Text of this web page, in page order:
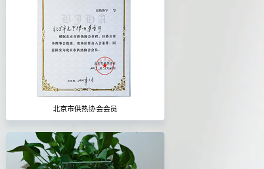
北京市供热协会会员